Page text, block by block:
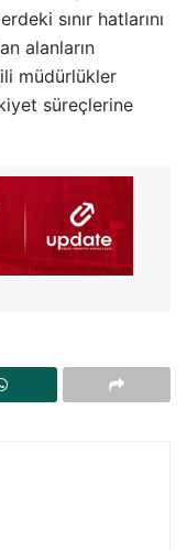
sınır hatlarını
alanların
müdürlükler
süreçlerine